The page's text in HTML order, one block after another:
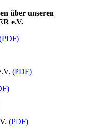
über unseren
e.V.
(PDF)
(PDF)
(PDF)